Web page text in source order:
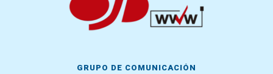
GRUPO DE COMUNICACIÓN